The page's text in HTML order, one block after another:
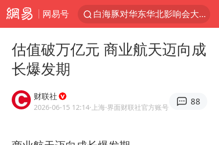
网易号
白海豚对华东华北影响会大于巴威
以拒绝“和平委员会”的加沙和平计划
全球最大级别运输船通过长江大桥
估值破万亿元 商业航天迈向成
长爆发期
财联社
2026-06-15 12:14·上海·界面财联社官方账号
88